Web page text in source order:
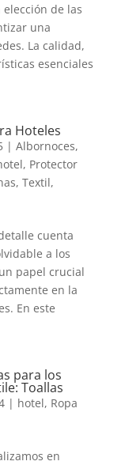
de las
una
La calidad,
esenciales
Hoteles
| Albornoces,
, Protector
, Textil,
cuenta
a los
papel crucial
en la
En este
para los
Toallas
| hotel, Ropa
en